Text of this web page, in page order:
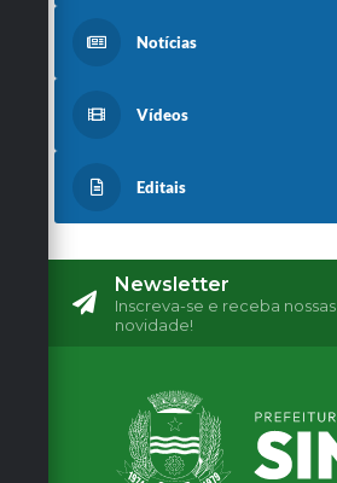
Notícias
Vídeos
Editais
Newsletter
Inscreva-se e receba nossas
novidade!